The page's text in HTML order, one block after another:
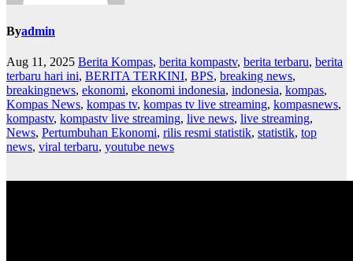
Byadmin
Aug 11, 2025 Berita Kompas, berita kompastv, berita terbaru, berita
terbaru hari ini, BERITA TERKINI, BPS, breaking news,
breakingnews, ekonomi, ekonomi indonesia, indonesia, kompas,
Kompas News, kompas tv, kompas tv live streaming, kompasnews,
kompastv, kompastv live streaming, live news, live streaming,
News, Pertumbuhan Ekonomi, rilis resmi statistik, statistik, top
news, viral terbaru, youtube news